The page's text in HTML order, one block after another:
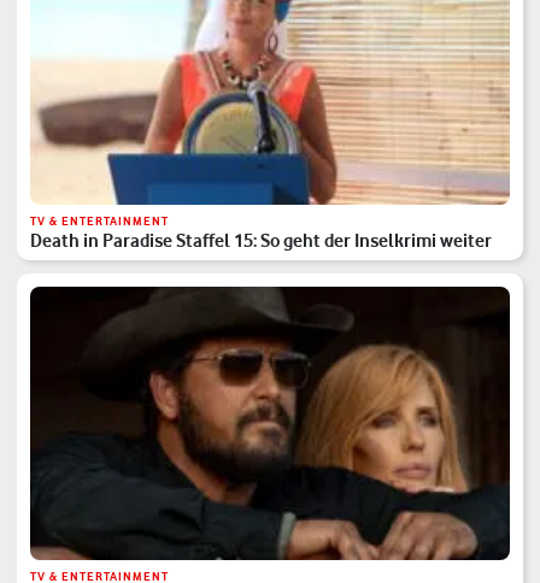
TV & ENTERTAINMENT
Death in Paradise Staffel 15: So geht der Inselkrimi weiter
TV & ENTERTAINMENT